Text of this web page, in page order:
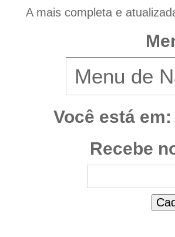
A mais completa e
Você está em:
Recebe